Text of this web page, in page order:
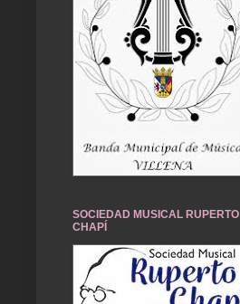
SOCIEDAD MUSICAL RUPERTO
CHAPÍ